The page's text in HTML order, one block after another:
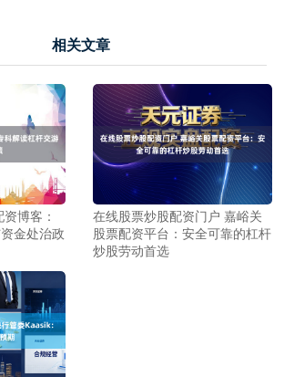
相关文章
博客：
金处治政
在线股票炒股配资门户 嘉峪关
股票配资平台：安全可靠的杠杆
炒股劳动首选
3940.04